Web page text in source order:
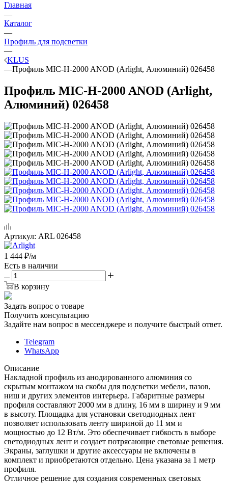
Главная
—
Каталог
—
Профиль для подсветки
—
KLUS
—Профиль MIC-H-2000 ANOD (Arlight, Алюминий) 026458
Профиль MIC-H-2000 ANOD (Arlight,
Алюминий) 026458
Артикул: ARL 026458
1 444 ₽/м
Есть в наличии
В корзину
Задать вопрос о товаре
Получить консультацию
Задайте нам вопрос в мессенджере и получите быстрый ответ.
Telegram
WhatsApp
Описание
Накладной профиль из анодированного алюминия со
скрытым монтажом на скобы для подсветки мебели, пазов,
ниш и других элементов интерьера. Габаритные размеры
профиля составляют 2000 мм в длину, 16 мм в ширину и 9 мм
в высоту. Площадка для установки светодиодных лент
позволяет использовать ленту шириной до 11 мм и
мощностью до 12 Вт/м. Это обеспечивает гибкость в выборе
светодиодных лент и создает потрясающие световые решения.
Экраны, заглушки и другие аксессуары не включены в
комплект и приобретаются отдельно. Цена указана за 1 метр
профиля.
Отличное решение для создания современных световых